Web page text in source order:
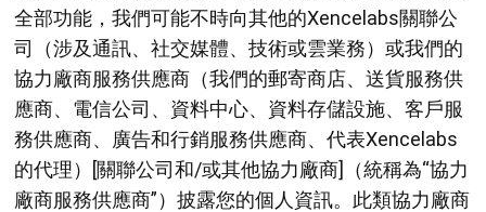
全部功能，我們可能不時向其他的Xencelabs關聯公
司（涉及通訊、社交媒體、技術或雲業務）或我們的
協力廠商服務供應商（我們的郵寄商店、送貨服務供
應商、電信公司、資料中心、資料存儲設施、客戶服
務供應商、廣告和行銷服務供應商、代表Xencelabs
的代理）[關聯公司和/或其他協力廠商]（統稱為“協力
廠商服務供應商”）披露您的個人資訊。此類協力廠商